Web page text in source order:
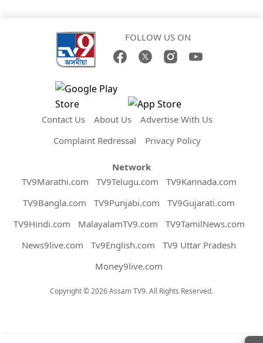
FOLLOW US ON
Contact Us About Us
Advertise With Us
Complaint Redressal
Privacy Policy
Network
TV9Marathi.com
TV9Telugu.com
TV9Kannada.com
TV9Bangla.com
TV9Punjabi.com
TV9Gujarati.com
TV9Hindi.com
MalayalamTV9.com
TV9TamilNews.com
News9live.com
Tv9English.com
TV9 Uttar Pradesh
Money9live.com
Copyright © 2026 Assam TV9. All Rights Reserved.